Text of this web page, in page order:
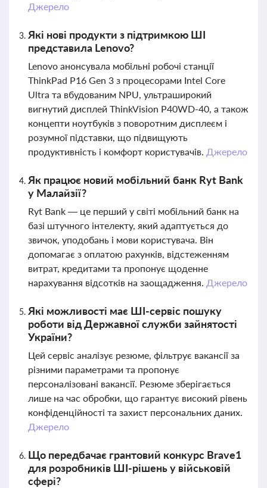
Джерело
Які нові продукти з підтримкою ШІ
представила Lenovo?
Lenovo анонсувала мобільні робочі станції
ThinkPad P16 Gen 3 з процесорами Intel Core
Ultra та вбудованим NPU, ультраширокий
вигнутий дисплей ThinkVision P40WD-40, а також
концепти ноутбуків з поворотним дисплеєм і
розумної підставки, що підвищують
продуктивність і комфорт користувачів. Джерело
Як працює новий мобільний банк Ryt Bank
у Малайзії?
Ryt Bank — це перший у світі мобільний банк на
базі штучного інтелекту, який адаптується до
звичок, уподобань і мови користувача. Він
допомагає з оплатою рахунків, відстеженням
витрат, кредитами та пропонує щоденне
нарахування відсотків на заощадження. Джерело
Які можливості має ШІ-сервіс пошуку
роботи від Державної служби зайнятості
України?
Цей сервіс аналізує резюме, фільтрує вакансії за
різними параметрами та пропонує
персоналізовані вакансії. Резюме зберігається
лише на час обробки, що гарантує високий рівень
конфіденційності та захист персональних даних.
Джерело
Що передбачає грантовий конкурс Brave1
для розробників ШІ-рішень у військовій
сфері?